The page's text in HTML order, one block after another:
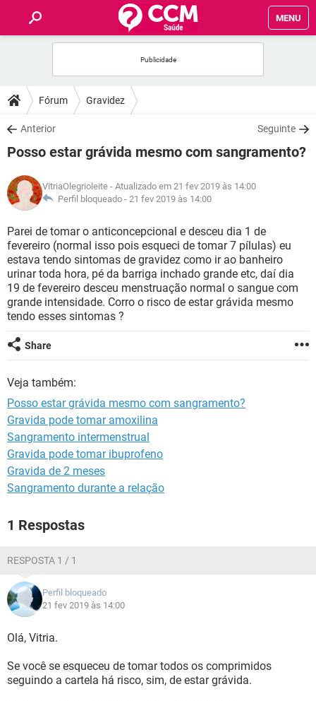
MENU
FÓRUM
SAÚDE
NUTRIÇÃO
BEM-ESTAR
SEXUALIDADE
GLOSSÁRIO
Fórum Gravidez
Anterior Seguinte
Posso estar grávida mesmo com sangramento?
VitriaOlegrioleite - Atualizado em 21 fev 2019 às 14:00
Perfil bloqueado - 21 fev 2019 às 14:00
Parei de tomar o anticoncepcional e desceu dia 1 de
fevereiro (normal isso pois esqueci de tomar 7 pílulas) eu
estava tendo sintomas de gravidez como ir ao banheiro
urinar toda hora, pé da barriga inchado grande etc, daí dia
19 de fevereiro desceu menstruação normal o sangue com
grande intensidade. Corro o risco de estar grávida mesmo
tendo esses sintomas ?
Share
Veja também:
Posso estar grávida mesmo com sangramento?
Gravida pode tomar amoxilina
Sangramento intermenstrual
Gravida pode tomar ibuprofeno
Gravida de 2 meses
Sangramento durante a relação
1 Respostas
RESPOSTA 1 / 1
Perfil bloqueado
21 fev 2019 às 14:00
Olá, Vitria.
Se você se esqueceu de tomar todos os comprimidos
seguindo a cartela há risco, sim, de estar grávida.